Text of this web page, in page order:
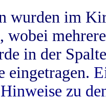
wurden im
wobei
in der
eingetragen.
zu